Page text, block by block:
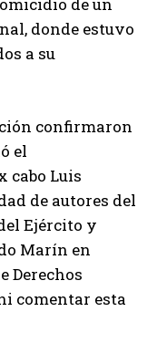
donde estuvo
a su
confirmaron
el
cabo Luis
de autores del
Ejército y
Marín en
Derechos
comentar esta